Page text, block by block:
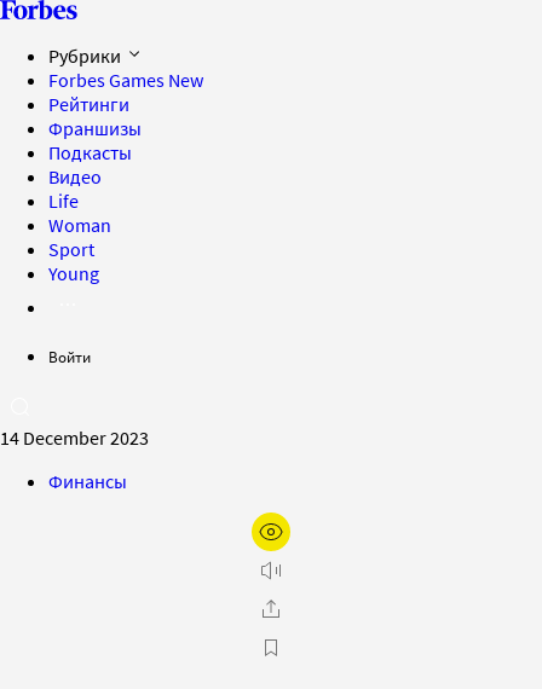
Рубрики
Forbes Games New
Рейтинги
Франшизы
Подкасты
Видео
Life
Woman
Sport
Young
Войти
14 December 2023
Финансы